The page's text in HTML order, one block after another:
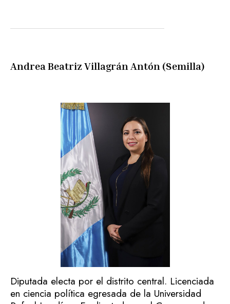
Andrea Beatriz Villagrán Antón (Semilla)
Diputada electa por el distrito central. Licenciada
en ciencia política egresada de la Universidad